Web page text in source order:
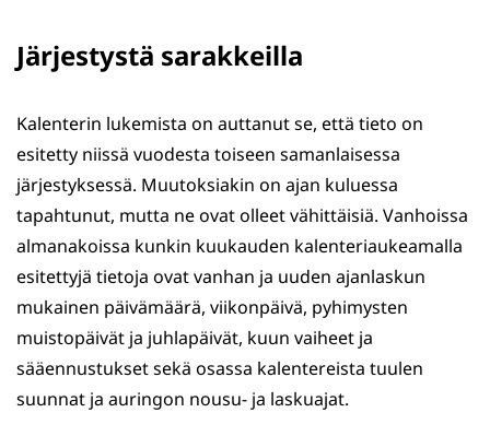
Järjestystä sarakkeilla
Kalenterin lukemista on auttanut se, että tieto on
esitetty niissä vuodesta toiseen samanlaisessa
järjestyksessä. Muutoksiakin on ajan kuluessa
tapahtunut, mutta ne ovat olleet vähittäisiä. Vanhoissa
almanakoissa kunkin kuukauden kalenteriaukeamalla
esitettyjä tietoja ovat vanhan ja uuden ajanlaskun
mukainen päivämäärä, viikonpäivä, pyhimysten
muistopäivät ja juhlapäivät, kuun vaiheet ja
sääennustukset sekä osassa kalentereista tuulen
suunnat ja auringon nousu- ja laskuajat.